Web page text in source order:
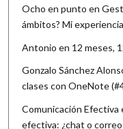
Ocho en punto en
ámbitos? Mi
Antonio en 12 meses,
Gonzalo Sánchez
clases con OneNote
Comunicación Efectiva
efectiva: ¿chat o